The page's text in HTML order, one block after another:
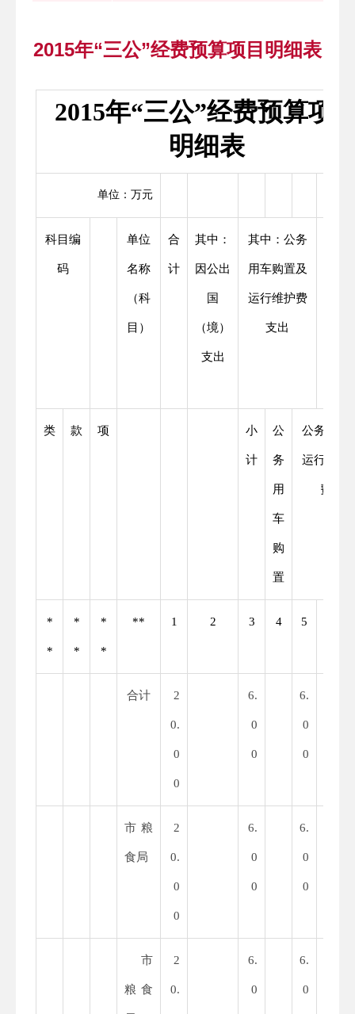
2015年“三公”经费预算项目明细表
2015年“三公”经费预算项
明细表
单位：万元
科目编
码
单位
名称
（科
目）
合
计
其中：
因公出
国
（境）
支出
其中：公务
用车购置及
运行维护费
支出
类 款 项 小
计
公
务
用
车
购
置
公务用车
运行维护
费
*
*
*
*
*
*
** 1 2 3 4 5
合计 2
0.
0
0
6.
0
0
6.
0
0
市粮
食局
2
0.
0
0
6.
0
0
6.
0
0
市
粮食
2
0.
6.
0
6.
0